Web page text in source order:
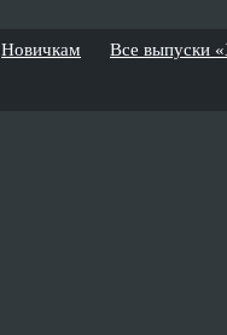
Новичкам Все выпуски